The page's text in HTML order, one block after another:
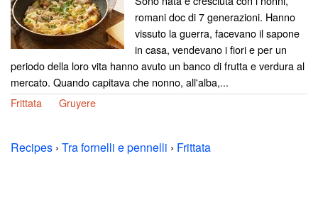
romani doc di 7 generazioni. Hanno
vissuto la guerra, facevano il sapone
in casa, vendevano i fiori e per un
periodo della loro vita hanno avuto un banco di frutta e verdura al
mercato. Quando capitava che nonno, all'alba,...
Frittata
Gruyere
Recipes › Tra fornelli e pennelli › Frittata